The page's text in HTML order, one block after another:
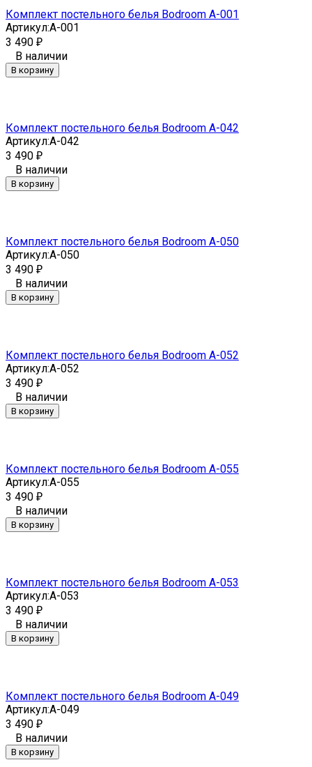
Комплект постельного белья Bodroom A-001
Артикул:A-001
3 490 ₽
В наличии
В корзину
Комплект постельного белья Bodroom A-042
Артикул:A-042
3 490 ₽
В наличии
В корзину
Комплект постельного белья Bodroom A-050
Артикул:A-050
3 490 ₽
В наличии
В корзину
Комплект постельного белья Bodroom A-052
Артикул:A-052
3 490 ₽
В наличии
В корзину
Комплект постельного белья Bodroom A-055
Артикул:A-055
3 490 ₽
В наличии
В корзину
Комплект постельного белья Bodroom A-053
Артикул:A-053
3 490 ₽
В наличии
В корзину
Комплект постельного белья Bodroom A-049
Артикул:A-049
3 490 ₽
В наличии
В корзину